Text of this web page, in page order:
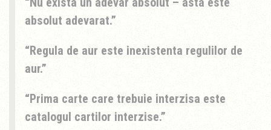
absolut adevarat.
Regula de aur este inexistenta regulilor de
aur.
Prima carte care trebuie interzisa este
catalogul cartilor interzise.